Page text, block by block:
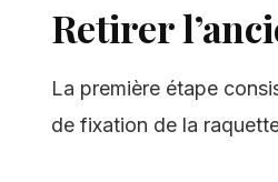
Retirer
La première étape
de fixation de la